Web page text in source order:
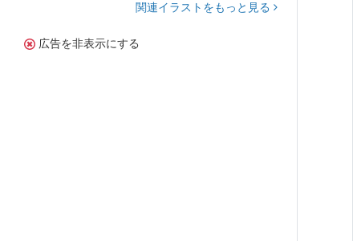
関連イラストをもっと見る
広告を非表示にする